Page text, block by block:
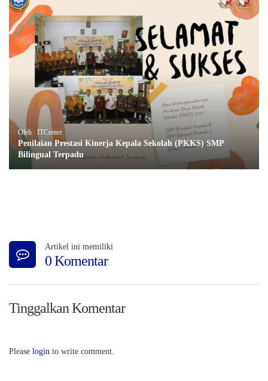
Oleh : ITCenter
Penilaian Prestasi Kinerja Kepala Sekolah (PKKS) SMP
Bilingual Terpadu
Artikel ini memiliki
0 Komentar
Tinggalkan Komentar
Please login to write comment.